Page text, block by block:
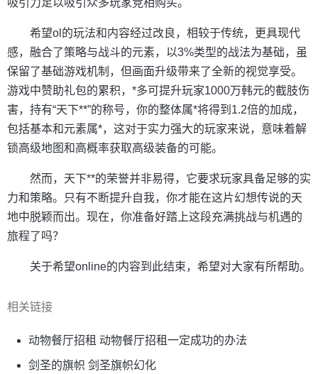
希望ol的玩法和内容经过改良，相较于传统，更具现代
感，融合了策略与战斗的元素，以3%类型的战法为基础，虽
保留了基础游戏机制，但画面升级带来了全新的视觉享受。
游戏中赞助礼包的累积，*多可提升玩家1000万韩元的截肢伤
害，持有“天下**”的称号，你的整体属*将得到1.2倍的加成，
包括基本和元素属*，这对于实力强大的玩家来说，意味着解
锁高级地图和高概率获取高级装备的可能。
然而，天下**的荣誉并非易得，它要求玩家具备足够的实
力和策略。只有不断提升自我，你才能在这片幻想传说的天
地中脱颖而出。现在，你准备好踏上这段充满挑战与机遇的
旅程了吗？
关于希望online的内容到此结束，希望对大家有所帮助。
相关链接
动物餐厅招租 动物餐厅招租一定成功的办法
剑圣的旗帜 剑圣旗帜幻化